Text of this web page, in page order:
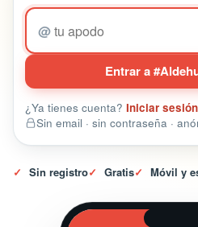
@
Entrar a
¿Ya tienes cuenta? Iniciar sesión
Sin email · sin contraseña ·
✓ Sin registro✓ Gratis✓ Móvil y